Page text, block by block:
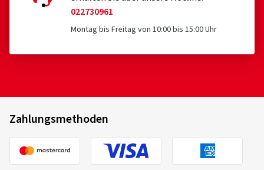
022730961
Montag bis Freitag von 10:00 bis 15:00 Uhr
Zahlungsmethoden